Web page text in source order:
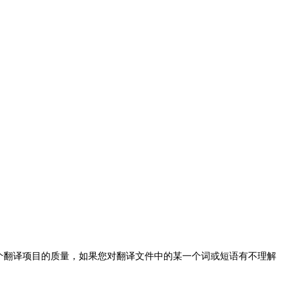
翻译项目的质量，如果您对翻译文件中的某一个词或短语有不理解